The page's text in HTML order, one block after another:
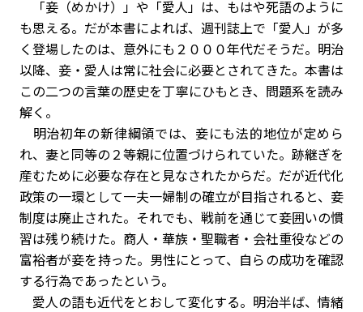
「妾（めかけ）」や「愛人」は、もはや死語のように
も思える。だが本書によれば、週刊誌上で「愛人」が多
く登場したのは、意外にも２０００年代だそうだ。明治
以降、妾・愛人は常に社会に必要とされてきた。本書は
この二つの言葉の歴史を丁寧にひもとき、問題系を読み
解く。
明治初年の新律綱領では、妾にも法的地位が定めら
れ、妻と同等の２等親に位置づけられていた。跡継ぎを
産むために必要な存在と見なされたからだ。だが近代化
政策の一環として一夫一婦制の確立が目指されると、妾
制度は廃止された。それでも、戦前を通じて妾囲いの慣
習は残り続けた。商人・華族・聖職者・会社重役などの
富裕者が妾を持った。男性にとって、自らの成功を確認
する行為であったという。
愛人の語も近代をとおして変化する。明治半ば、情緒